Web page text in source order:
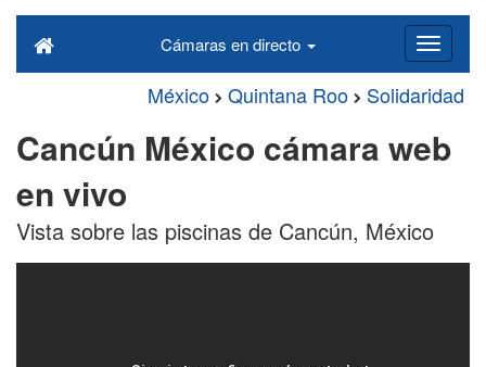
Cámaras en directo
México Quintana Roo Solidaridad
Cancún México cámara web
en vivo
Vista sobre las piscinas de Cancún, México